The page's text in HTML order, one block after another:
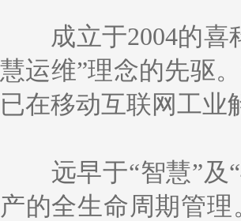
成立于2004的喜
慧运维”理念的先驱
已在移动互联网工业
远早于“智慧”及
产的全生命周期管